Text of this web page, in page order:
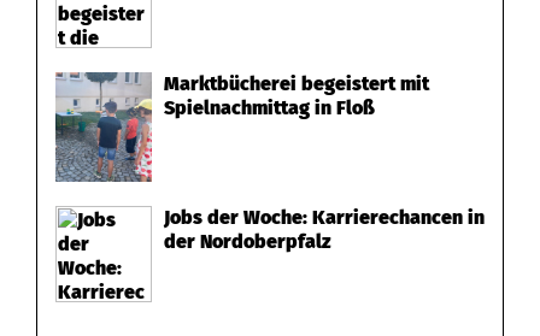
Marktbücherei begeistert mit
Spielnachmittag in Floß
Jobs der Woche: Karrierechancen in
der Nordoberpfalz